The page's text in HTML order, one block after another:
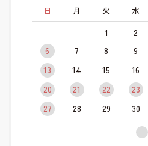
日
月 火 水
1 2
6
7 8 9
13
14 15 16
20
21 22 23
27
28 29
30